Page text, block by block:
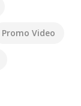
Promo Video